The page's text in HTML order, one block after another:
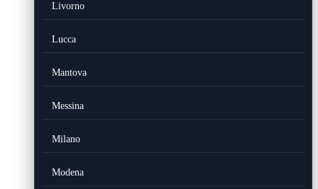
Livorno
Lucca
Mantova
Messina
Milano
Modena